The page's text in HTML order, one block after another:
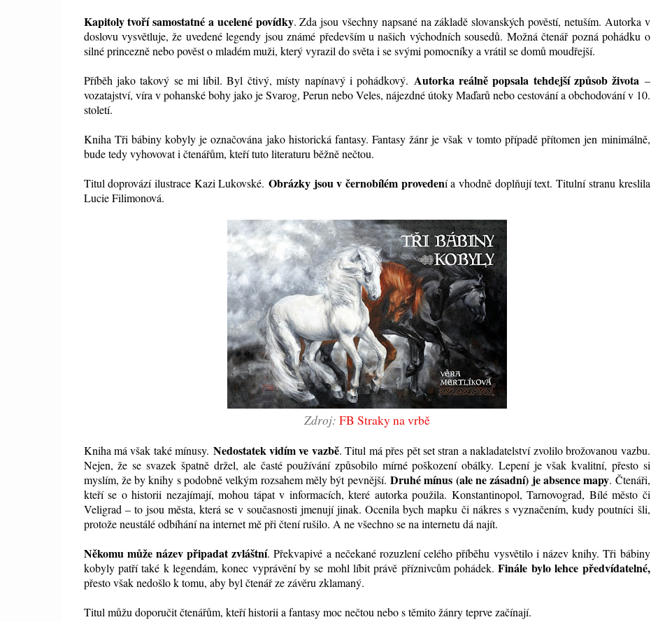
Kapitoly tvoří samostatné a ucelené povídky. Zda jsou všechny napsané na základě slovanských pověstí, netuším. Autorka v
doslovu vysvětluje, že uvedené legendy jsou známé především u našich východních sousedů. Možná čtenář pozná pohádku o
silné princezně nebo pověst o mladém muži, který vyrazil do světa i se svými pomocníky a vrátil se domů moudřejší.
Příběh jako takový se mi líbil. Byl čtivý, místy napínavý i pohádkový. Autorka reálně popsala tehdejší způsob života –
vozatajství, víra v pohanské bohy jako je Svarog, Perun nebo Veles, nájezdné útoky Maďarů nebo cestování a obchodování v 10.
století.
Kniha Tři bábiny kobyly je označována jako historická fantasy. Fantasy žánr je však v tomto případě přítomen jen minimálně,
bude tedy vyhovovat i čtenářům, kteří tuto literaturu běžně nečtou.
Titul doprovází ilustrace Kazi Lukovské. Obrázky jsou v černobílém provedení a vhodně doplňují text. Titulní stranu kreslila
Lucie Filimonová.
Zdroj: FB Straky na vrbě
Kniha má však také mínusy. Nedostatek vidím ve vazbě. Titul má přes pět set stran a nakladatelství zvolilo brožovanou vazbu.
Nejen, že se svazek špatně držel, ale časté používání způsobilo mírné poškození obálky. Lepení je však kvalitní, přesto si
myslím, že by knihy s podobně velkým rozsahem měly být pevnější. Druhé mínus (ale ne zásadní) je absence mapy. Čtenáři,
kteří se o historii nezajímají, mohou tápat v informacích, které autorka použila. Konstantinopol, Tarnovograd, Bílé město či
Veligrad – to jsou města, která se v současnosti jmenují jinak. Ocenila bych mapku či nákres s vyznačením, kudy poutníci šli,
protože neustálé odbíhání na internet mě při čtení rušilo. A ne všechno se na internetu dá najít.
Někomu může název připadat zvláštní. Překvapivé a nečekané rozuzlení celého příběhu vysvětilo i název knihy. Tři bábiny
kobyly patří také k legendám, konec vyprávění by se mohl líbit právě příznivcům pohádek.Finále bylo lehce předvídatelné,
přesto však nedošlo k tomu, aby byl čtenář ze závěru zklamaný.
Titul můžu doporučit čtenářům, kteří historii a fantasy moc nečtou nebo s těmito žánry teprve začínají.